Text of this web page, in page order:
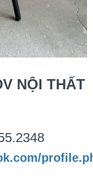
NỘI THẤT